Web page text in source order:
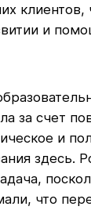
и
за счет
и
здесь.
что